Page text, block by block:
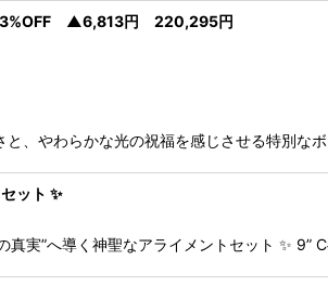
3%OFF ▲6,813円 220,295円
、やわらかな光の祝福を感じさせる特別な
ット ✨
実”へ導く神聖なアライメントセット ✨ 9”